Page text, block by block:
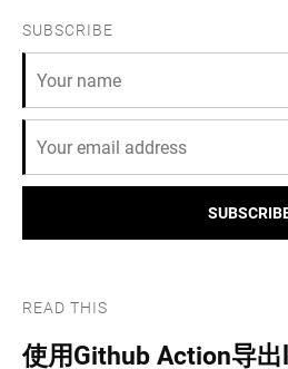
SUBSCRIBE
READ THIS
使用Github Action导